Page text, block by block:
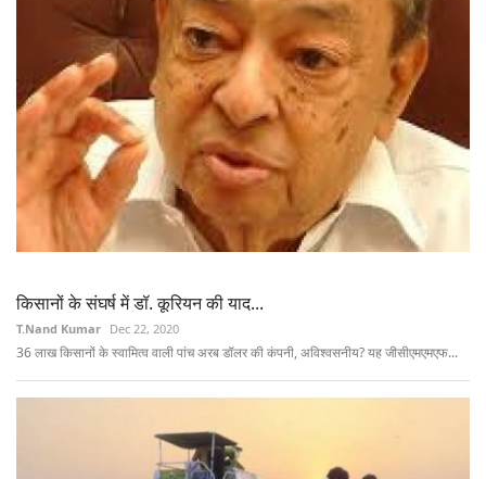
किसानों के संघर्ष में डॉ. कूरियन की याद...
T.Nand Kumar Dec 22, 2020
36 लाख किसानों के स्वामित्व वाली पांच अरब डॉलर की कंपनी, अविश्वसनीय? यह जीसीएमएमएफ...